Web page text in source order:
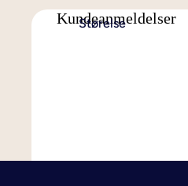
Størelse
Kundeanmeldelser